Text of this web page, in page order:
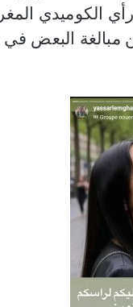
الكوميدي
مبالغة البعض في